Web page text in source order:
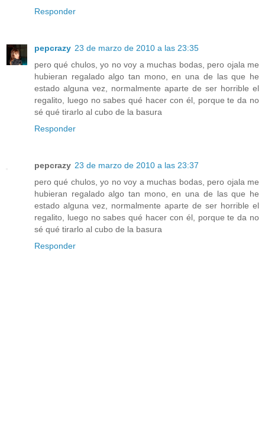
Responder
pepcrazy 23 de marzo de 2010 a las 23:35
pero qué chulos, yo no voy a muchas bodas, pero ojala me
hubieran regalado algo tan mono, en una de las que he
estado alguna vez, normalmente aparte de ser horrible el
regalito, luego no sabes qué hacer con él, porque te da no
sé qué tirarlo al cubo de la basura
Responder
pepcrazy 23 de marzo de 2010 a las 23:37
pero qué chulos, yo no voy a muchas bodas, pero ojala me
hubieran regalado algo tan mono, en una de las que he
estado alguna vez, normalmente aparte de ser horrible el
regalito, luego no sabes qué hacer con él, porque te da no
sé qué tirarlo al cubo de la basura
Responder